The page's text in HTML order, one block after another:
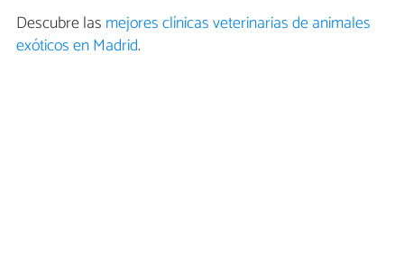
Descubre las mejores clínicas veterinarias de animales
exóticos en Madrid.